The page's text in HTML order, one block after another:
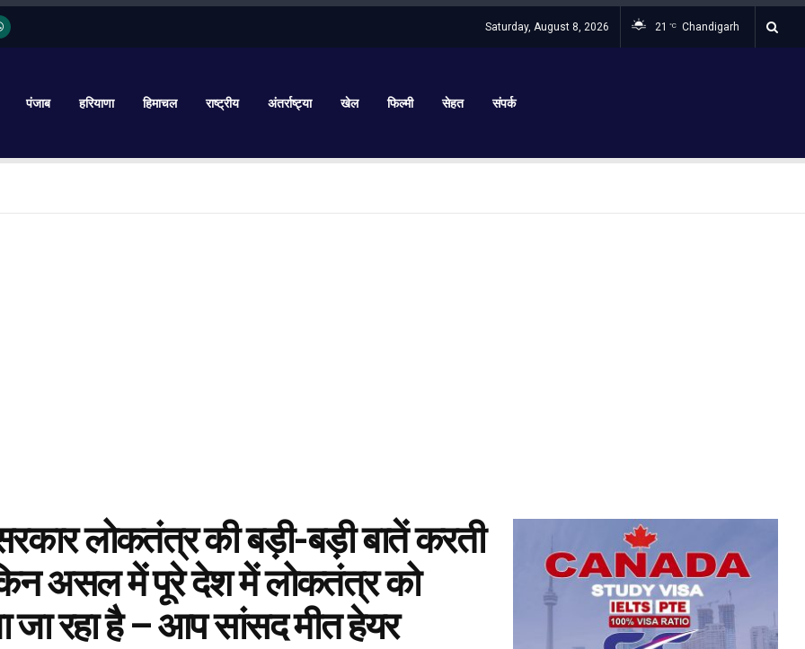
Saturday, August 8, 2026 21 °C Chandigarh
पंजाब हरियाणा हिमाचल राष्ट्रीय अंतर्राष्ट्या खेल फिल्मी सेहत संपर्क
लोकतंत्र की बड़ी-बड़ी बातें करती
असल में पूरे देश में लोकतंत्र को
रहा है – आप सांसद मीत हेयर